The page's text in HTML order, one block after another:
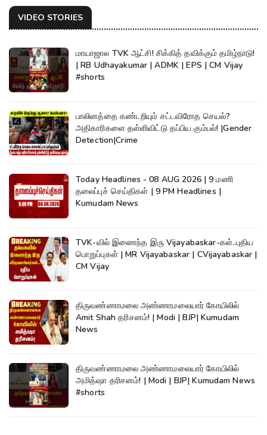
VIDEO STORIES
மாயாஜால TVK ஆட்சி! சிக்கித் தவிக்கும் தமிழ்நாடு!
| RB Udhayakumar | ADMK | EPS | CM Vijay
#shorts
பாலினத்தை கண்டறியும் சட்டவிரோத செயல்?
அதிகாரிகளை தள்ளிவிட்டு தப்பிய கும்பல்! |Gender
Detection|Crime
Today Headlines - 08 AUG 2026 | 9 மணி
தலைப்புச் செய்திகள் | 9 PM Headlines |
Kumudam News
TVK-வில் இணைந்த இரு Vijayabaskar-கள்..புதிய
பொறுப்புகள் | MR Vijayabaskar | CVijayabaskar |
CM Vijay
திருவண்ணாமலை அண்ணாமலையார் கோயிலில்
Amit Shah தரிசனம்! | Modi | BJP| Kumudam
News
திருவண்ணாமலை அண்ணாமலையார் கோயிலில்
அமித்ஷா தரிசனம்! | Modi | BJP| Kumudam News
#shorts